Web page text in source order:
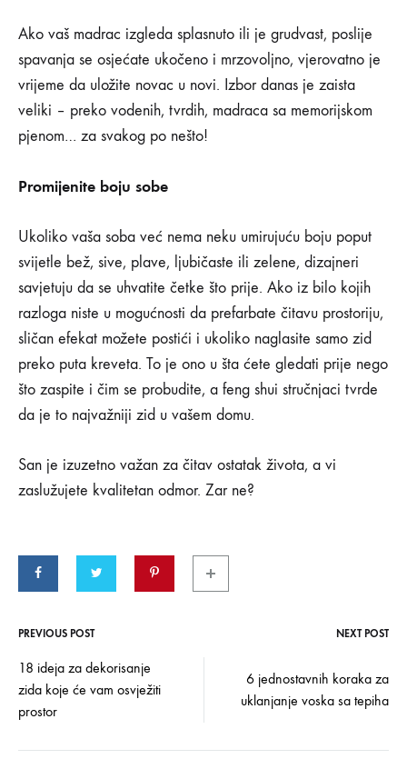
Ako vaš madrac izgleda splasnuto ili je grudvast, poslije
spavanja se osjećate ukočeno i mrzovoljno, vjerovatno je
vrijeme da uložite novac u novi. Izbor danas je zaista
veliki – preko vodenih, tvrdih, madraca sa memorijskom
pjenom… za svakog po nešto!
Promijenite boju sobe
Ukoliko vaša soba već nema neku umirujuću boju poput
svijetle bež, sive, plave, ljubičaste ili zelene, dizajneri
savjetuju da se uhvatite četke što prije. Ako iz bilo kojih
razloga niste u mogućnosti da prefarbate čitavu prostoriju,
sličan efekat možete postići i ukoliko naglasite samo zid
preko puta kreveta. To je ono u šta ćete gledati prije nego
što zaspite i čim se probudite, a feng shui stručnjaci tvrde
da je to najvažniji zid u vašem domu.
San je izuzetno važan za čitav ostatak života, a vi
zaslužujete kvalitetan odmor. Zar ne?
Post
navigation
PREVIOUS POST NEXT POST
18 ideja za dekorisanje
zida koje će vam osvježiti
prostor
6 jednostavnih koraka za
uklanjanje voska sa tepiha